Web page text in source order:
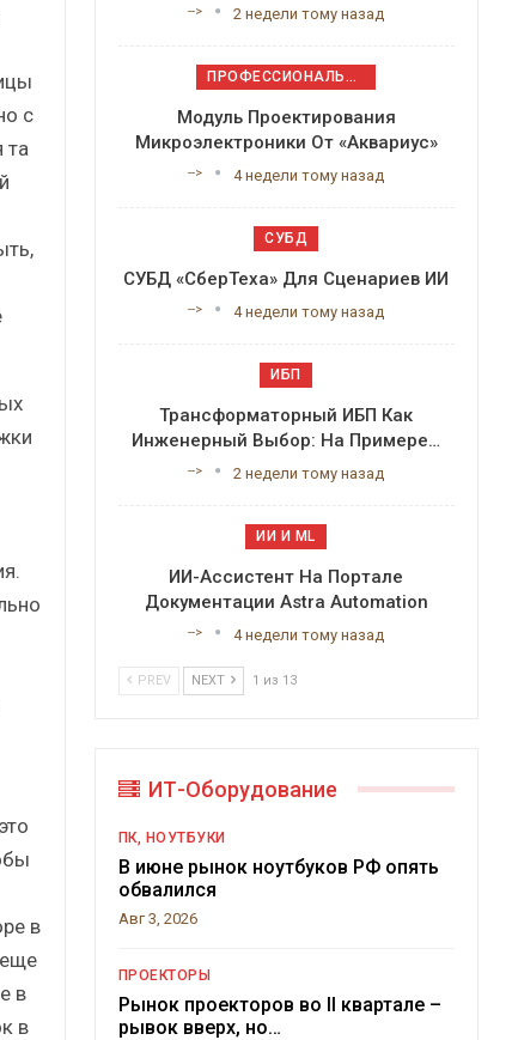
с
та
в
в
в
--> 2 недели тому назад
ПРОФЕССИОНАЛЬНОЕ ПРИКЛАДНОЕ ПО
Модуль Проектирования
Микроэлектроники От «Аквариус»
--> 4 недели тому назад
СУБД
СУБД «СберТеха» Для Сценариев ИИ
--> 4 недели тому назад
ИБП
Трансформаторный ИБП Как
Инженерный Выбор: На Примере…
--> 2 недели тому назад
ИИ И ML
ИИ-Ассистент На Портале
Документации Astra Automation
--> 4 недели тому назад
PREV NEXT 1 из 13
ИТ-Оборудование
ПК, НОУТБУКИ
В июне рынок ноутбуков РФ опять
обвалился
Авг 3, 2026
ПРОЕКТОРЫ
Рынок проекторов во II квартале –
рывок вверх, но…